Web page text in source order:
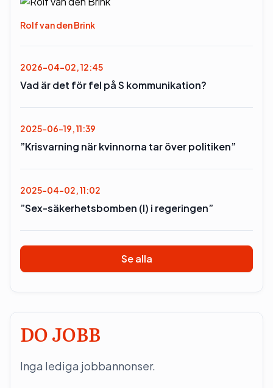
Rolf van den Brink
2026-04-02, 12:45
Vad är det för fel på S kommunikation?
2025-06-19, 11:39
”Krisvarning när kvinnorna tar över politiken”
2025-04-02, 11:02
”Sex-säkerhetsbomben (l) i regeringen”
Se alla
DO JOBB
Inga lediga jobbannonser.